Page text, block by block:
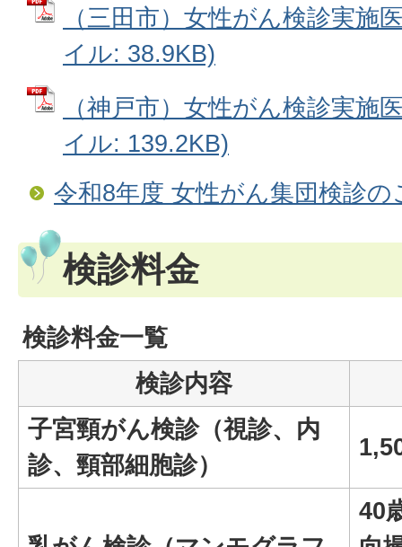
（三田市）女性がん検診実施
イル: 38.9KB)
（神戸市）女性がん検診実施
イル: 139.2KB)
令和8年度 女性がん集団検診の
検診料金
検診料金一覧
検診内容
子宮頸がん検診（視診、内
診、頸部細胞診）
40